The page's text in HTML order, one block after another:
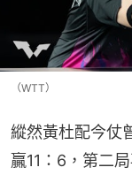
（WTT）
縱然黃杜配今仗
贏11：6，第二